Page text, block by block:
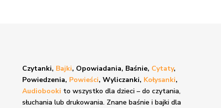
Czytanki, Bajki, Opowiadania, Baśnie, Cytaty,
Powiedzenia, Powieści, Wyliczanki, Kołysanki,
Audiobooki to wszystko dla dzieci – do czytania,
słuchania lub drukowania. Znane baśnie i bajkidla